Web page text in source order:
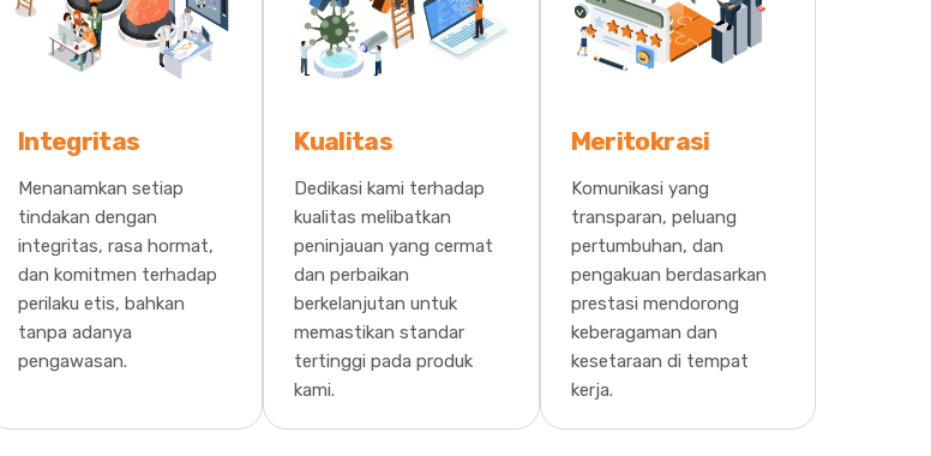
Integritas
Menanamkan setiap
tindakan dengan
integritas, rasa hormat,
dan komitmen terhadap
perilaku etis, bahkan
tanpa adanya
pengawasan.
Kualitas
Dedikasi kami terhadap
kualitas melibatkan
peninjauan yang cermat
dan perbaikan
berkelanjutan untuk
memastikan standar
tertinggi pada produk
kami.
Meritokrasi
Komunikasi yang
transparan, peluang
pertumbuhan, dan
pengakuan berdasarkan
prestasi mendorong
keberagaman dan
kesetaraan di tempat
kerja.